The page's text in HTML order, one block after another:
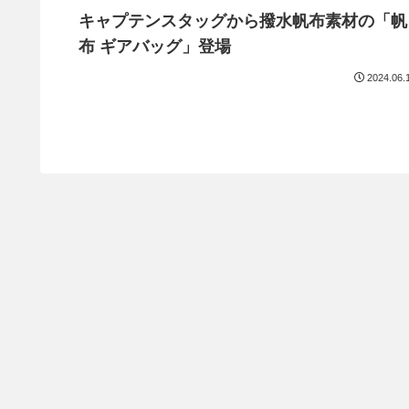
キャプテンスタッグから撥水帆布素材の「帆
布 ギアバッグ」登場